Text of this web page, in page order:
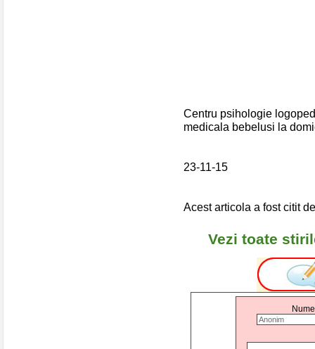
Centru psihologie
medicala bebelusi la
23-11-15
Acest articola a fost citit
Vezi toate